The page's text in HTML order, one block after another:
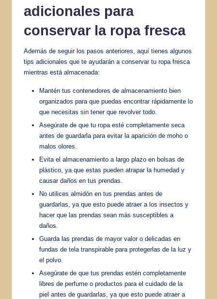
adicionales para
conservar la ropa fresca
Además de seguir los pasos anteriores, aquí tienes algunos
tips adicionales que te ayudarán a conservar tu ropa fresca
mientras está almacenada:
Mantén tus contenedores de almacenamiento bien
organizados para que puedas encontrar rápidamente lo
que necesitas sin tener que revolver todo.
Asegúrate de que tu ropa esté completamente seca
antes de guardarla para evitar la aparición de moho o
malos olores.
Evita el almacenamiento a largo plazo en bolsas de
plástico, ya que estas pueden atrapar la humedad y
causar daños en tus prendas.
No utilices almidón en tus prendas antes de
guardarlas, ya que esto puede atraer a los insectos y
hacer que las prendas sean más susceptibles a
daños.
Guarda las prendas de mayor valor o delicadas en
fundas de tela transpirable para protegerlas de la luz y
el polvo.
Asegúrate de que tus prendas estén completamente
libres de perfume o productos para el cuidado de la
piel antes de guardarlas, ya que esto puede atraer a